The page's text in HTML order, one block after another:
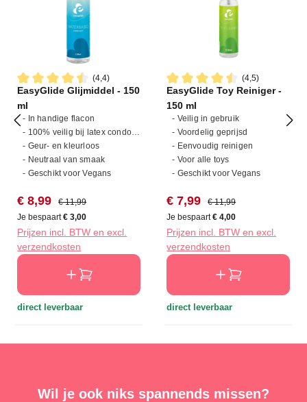
(4,4)
Gemiddelde waardering van 4.4 van 5 sterren
EasyGlide Glijmiddel - 150
ml
- In handige flacon
- 100% veilig bij latex condooms
- Geur- en kleurloos
- Neutraal van smaak
- Geschikt voor Vegans
Verkoopprijs:
€ 8,99 Normale prijs:
€ 11,99
Je bespaart€ 3,00
Prijzen incl. BTW en excl.
verzendkosten
direct leverbaar
(4,5)
Gemiddelde waardering van
EasyGlide Toy Reiniger -
150 ml
- Veilig in gebruik
- Voordelig geprijsd
- Eenvoudig reinigen
- Voor alle toys
- Geschikt voor Vegans
Verkoopprijs:
€ 7,99 Normale prijs:
€ 11,99
Je bespaart€ 4,00
Prijzen incl. BTW en excl.
verzendkosten
direct leverbaar
Wil je ook niks spannends missen?